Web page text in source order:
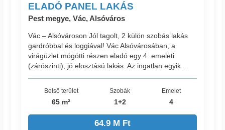
ELADÓ PANEL LAKÁS
Pest megye, Vác, Alsóváros
Vác – Alsóvároson Jól tagolt, 2 külön szobás lakás
gardróbbal és loggiával! Vác Alsóvárosában, a
virágüzlet mögötti részen eladó egy 4. emeleti
(zárószinti), jó elosztású lakás. Az ingatlan egyik ...
Belső terület
65 m²
Szobák
1+2
Emelet
4
64.9 M Ft